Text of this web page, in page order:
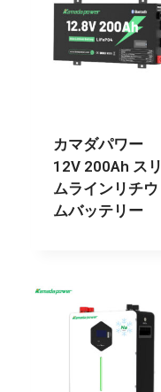
カマダパワー
12V 200Ah スリ
ムラインリチウ
ムバッテリー